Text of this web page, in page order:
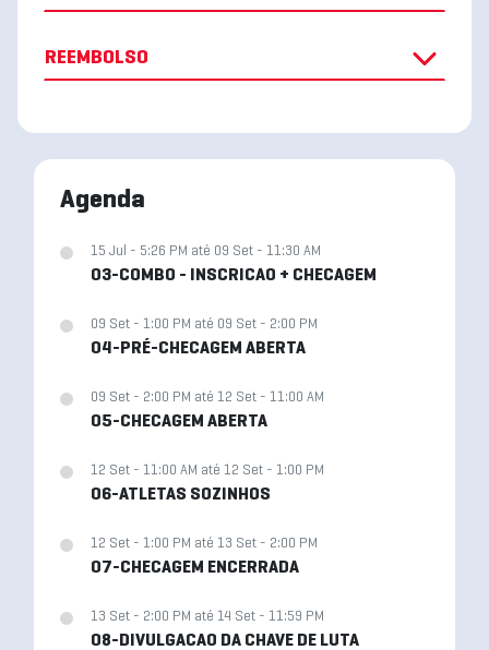
REEMBOLSO
Agenda
15 Jul - 5:26 PM até 09 Set - 11:30 AM
03-COMBO - INSCRICAO + CHECAGEM
09 Set - 1:00 PM até 09 Set - 2:00 PM
04-PRÉ-CHECAGEM ABERTA
09 Set - 2:00 PM até 12 Set - 11:00 AM
05-CHECAGEM ABERTA
12 Set - 11:00 AM até 12 Set - 1:00 PM
06-ATLETAS SOZINHOS
12 Set - 1:00 PM até 13 Set - 2:00 PM
07-CHECAGEM ENCERRADA
13 Set - 2:00 PM até 14 Set - 11:59 PM
08-DIVULGACAO DA CHAVE DE LUTA